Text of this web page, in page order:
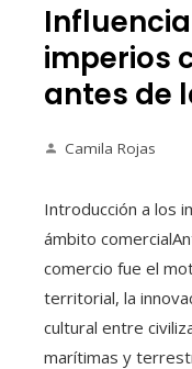
imperios
antes de
Camila Rojas
Introducción a los
ámbito
comercio fue el
territorial, la
cultural entre
marítimas y